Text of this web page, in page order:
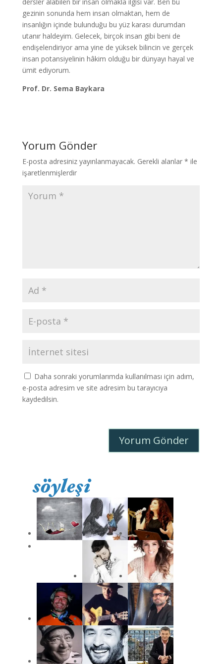
gezinin sonunda hem insan olmaktan, hem de
insanlığın içinde bulunduğu bu yüz karası durumdan
utanır haldeyim. Gelecek, birçok insan gibi beni de
endişelendiriyor ama yine de yüksek bilincin ve gerçek
insan potansiyelinin hâkim olduğu bir dünyayı hayal ve
ümit ediyorum.
Prof. Dr. Sema Baykara
Yorum Gönder
E-posta adresiniz yayınlanmayacak. Gerekli alanlar * ile
işaretlenmişlerdir
Daha sonraki yorumlarımda kullanılması için adım,
e-posta adresim ve site adresim bu tarayıcıya
kaydedilsin.